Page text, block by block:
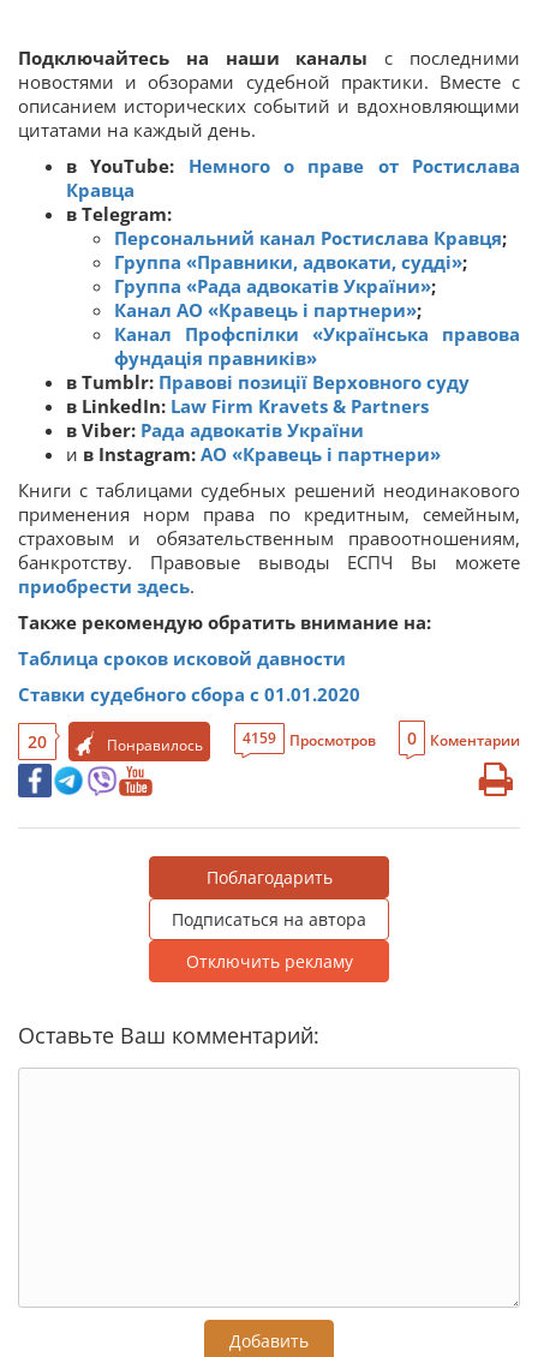
Подключайтесь на наши каналы с последними
новостями и обзорами судебной практики. Вместе с
описанием исторических событий и вдохновляющими
цитатами на каждый день.
в YouTube:
Немного о праве от Ростислава
Кравца
в Telegram:
Персональний канал Ростислава Кравця;
Группа «Правники, адвокати, судді»;
Группа «Рада адвокатів України»;
Канал АО «Кравець і партнери»;
Канал Профспілки «‎Українська правова
фундація правників»
в Tumblr: Правові позиції Верховного суду
в LinkedIn: Law Firm Kravets & Partners
в Viber: Рада адвокатів України
и в Instagram: АО «Кравець і партнери»
Книги с таблицами судебных решений неодинакового
применения норм права по кредитным, семейным,
страховым и обязательственным правоотношениям,
банкротству. Правовые выводы ЕСПЧ Вы можете
приобрести здесь.
Также рекомендую обратить внимание на:
Таблица сроков исковой давности
Ставки судебного сбора с 01.01.2020
20 Понравилось 4159 Просмотров 0 Коментарии
Поблагодарить
Подписаться на автора
Отключить рекламу
Оставьте Ваш комментарий:
Добавить